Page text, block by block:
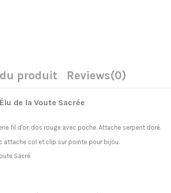
produit Reviews(0)
de la Voute Sacrée
fil d'or, dos rouge avec poche. Attache serpent doré.
attache col et clip sur pointe pour bijou.
Sacré